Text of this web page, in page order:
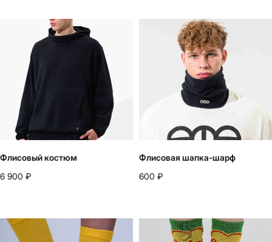
Флисовый костюм
6 900 ₽
Флисовая шапка-шарф
600 ₽